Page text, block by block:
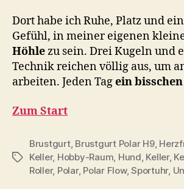
Dort habe ich Ruhe, Platz und
Gefühl, in meiner eigenen
Höhlezu sein. Drei Kugeln und
Technik reichen völlig aus, um
arbeiten. Jeden Tagein
Zum Start
Schlagwörter
Brustgurt, Brustgurt Polar H9,
Keller, Hobby-Raum, Hund, Keller,
Roller, Polar, Polar Flow,Sportuhr,